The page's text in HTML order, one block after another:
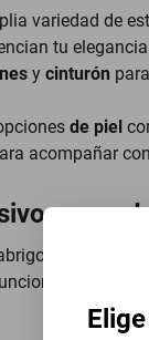
variedad de
tu
y cinturón
de piel
acompañar con
para
cortos y
Además,